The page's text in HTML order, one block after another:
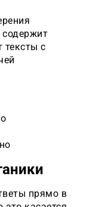
содержит
с
прямо в